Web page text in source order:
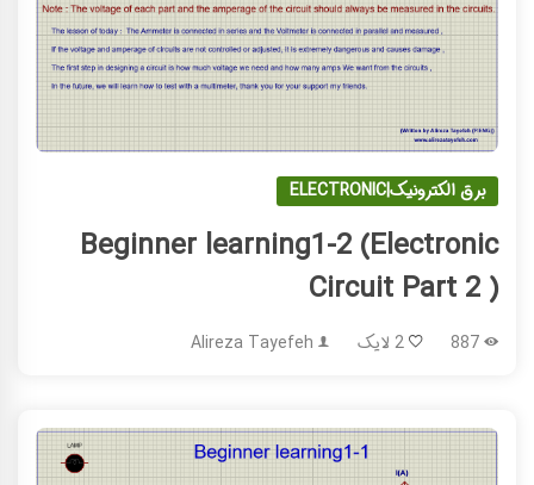
برق الکترونیک|ELECTRONIC
Beginner learning1-2 (Electronic
Circuit Part 2 )